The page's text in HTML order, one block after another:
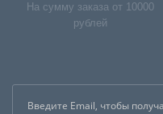
На сумму заказа от 10000
рублей